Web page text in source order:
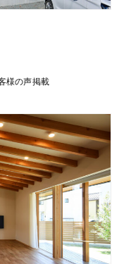
様の声掲載